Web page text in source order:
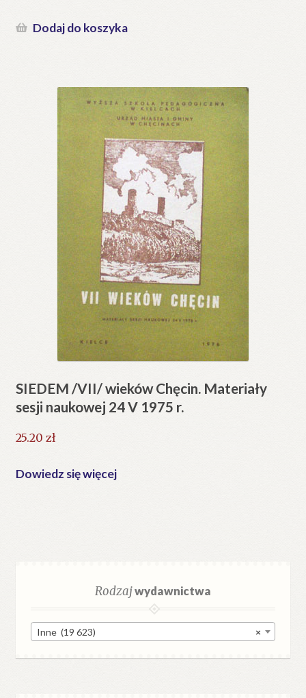
Dodaj do koszyka
SIEDEM /VII/ wieków Chęcin. Materiały
sesji naukowej 24 V 1975 r.
25.20 zł
Dowiedz się więcej
Rodzajwydawnictwa
×
Inne (19 623)